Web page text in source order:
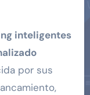
inteligentes
por sus